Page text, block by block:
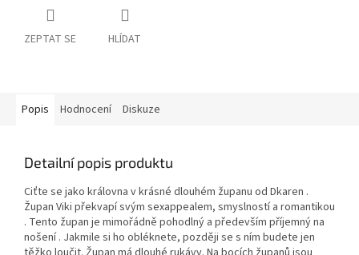
ZEPTAT SE HLÍDAT
Popis Hodnocení Diskuze
Detailní popis produktu
Ciťte se jako královna v krásné dlouhém županu od Dkaren .
Župan Viki překvapí svým sexappealem, smyslností a romantikou
. Tento župan je mimořádně pohodlný a především příjemný na
nošení . Jakmile si ho obléknete, později se s ním budete jen